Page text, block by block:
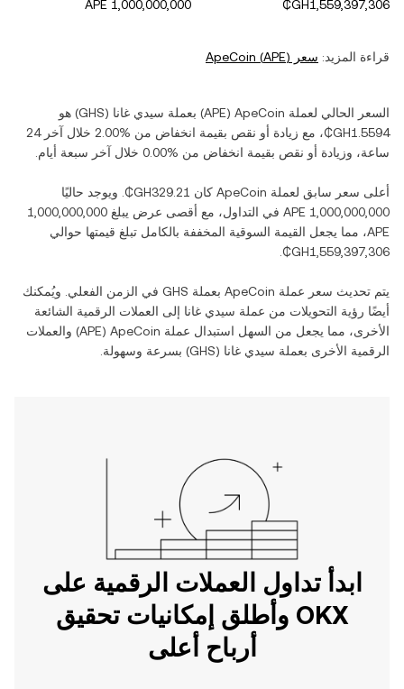
قراءة المزيد: سعر ApeCoin (APE)
السعر الحالي لعملة ‏ ApeCoin
(‏
APE) بعملة ‏ سيدي غانا (‏
GHS) هو
، مع زيادة أو نقص بقيمة ‏ انخفاض من ‏
خلال آخر 24
ساعة، وزيادة أو نقص بقيمة ‏ انخفاض من ‏ خلال آخر سبعة أيام.
أعلى سعر سابق لعملة ‏ ApeCoin كان ‏
. ويوجد حاليًا
في التداول، مع أقصى عرض يبلغ ‏
APE‏، مما يجعل القيمة السوقية المخففة بالكامل تبلغ قيمتها حوالي
يتم تحديث سعر عملة ‏ ApeCoin بعملة ‏ GHS في الزمن الفعلي. ويُمكنك
أيضًا رؤية التحويلات من عملة ‏ سيدي غانا إلى العملات الرقمية الشائعة
الأخرى، مما يجعل من السهل استبدال عملة ‏ ApeCoin
(‏
APE) والعملات
الرقمية الأخرى بعملة ‏ سيدي غانا (‏
GHS) بسرعة وسهولة.
ابدأ تداول العملات الرقمية على
OKX وأطلق إمكانيات تحقيق
أرباح أعلى